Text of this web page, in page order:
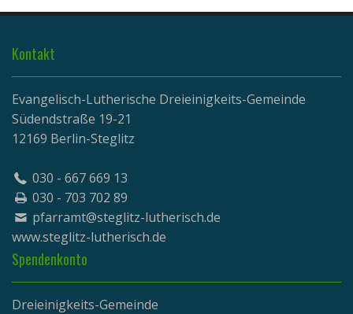
Kontakt
Evangelisch-Lutherische Dreieinigkeits-Gemeinde
Südendstraße 19-21
12169 Berlin-Steglitz
030 - 667 669 13
030 - 703 702 89
pfarramt@steglitz-lutherisch.de
www.steglitz-lutherisch.de
Spendenkonto
Dreieinigkeits-Gemeinde